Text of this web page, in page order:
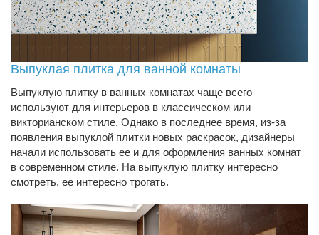
Выпуклая плитка для ванной комнаты
Выпуклую плитку в ванных комнатах чаще всего
используют для интерьеров в классическом или
викторианском стиле. Однако в последнее время, из-за
появления выпуклой плитки новых раскрасок, дизайнеры
начали использовать ее и для оформления ванных комнат
в современном стиле. На выпуклую плитку интересно
смотреть, ее интересно трогать.